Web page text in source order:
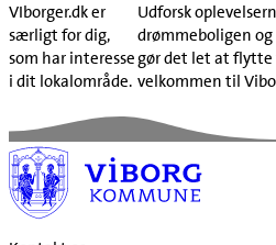
VIborger.dk er
særligt for dig,
som har interesse
i dit lokalområde.
Udforsk
drømmeboligen
gør det let at flytte
velkommen til